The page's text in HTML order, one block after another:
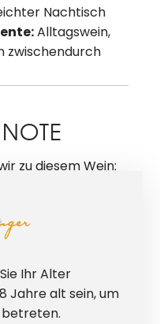
Nachtisch
Alltagswein,
zwischendurch
zu diesem Wein:
— leicht, fruchtig
ZUM
Ihr Alter
Jahre alt sein, um
betreten.